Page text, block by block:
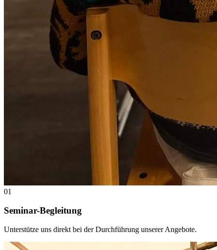
01
Seminar-Begleitung
Unterstütze uns direkt bei der Durchführung unserer Angebote.